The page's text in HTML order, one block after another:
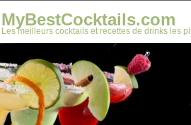
MyBestCocktails.com
Les meilleurs cocktails et recettes de drinks les